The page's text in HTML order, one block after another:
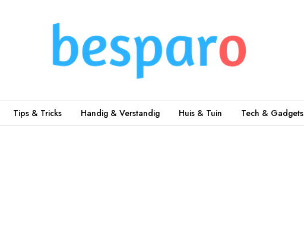
Tips & Tricks Handig & Verstandig Huis & Tuin Tech & Gadgets